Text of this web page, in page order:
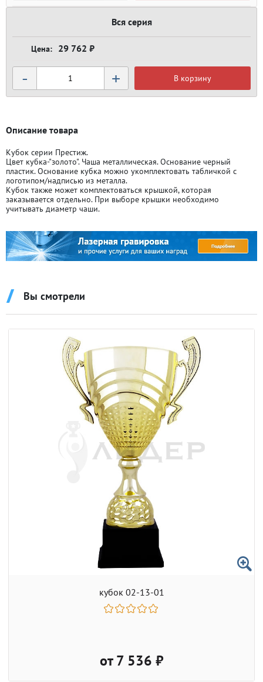
Вся серия
29 762 ₽
- + В корзину
Описание товара
Кубок серии Престиж.
Цвет кубка-"золото". Чаша металлическая. Основание черный
пластик. Основание кубка можно укомплектовать табличкой с
логотипом/надписью из металла.
Кубок также может комплектоваться крышкой, которая
заказывается отдельно. При выборе крышки необходимо
учитывать диаметр чаши.
Вы смотрели
кубок 02-13-01
от 7 536 ₽